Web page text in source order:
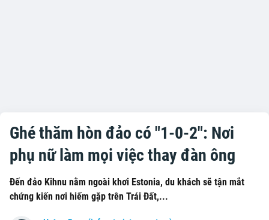
Ghé thăm hòn đảo có "1-0-2": Nơi
phụ nữ làm mọi việc thay đàn ông
Đến đảo Kihnu nằm ngoài khơi Estonia, du khách sẽ tận mắt
chứng kiến nơi hiếm gặp trên Trái Đất,...